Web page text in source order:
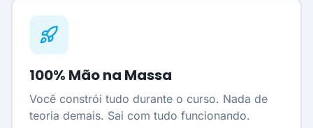
100% Mão na Massa
Você constrói tudo durante o curso. Nada de
teoria demais. Sai com tudo funcionando.